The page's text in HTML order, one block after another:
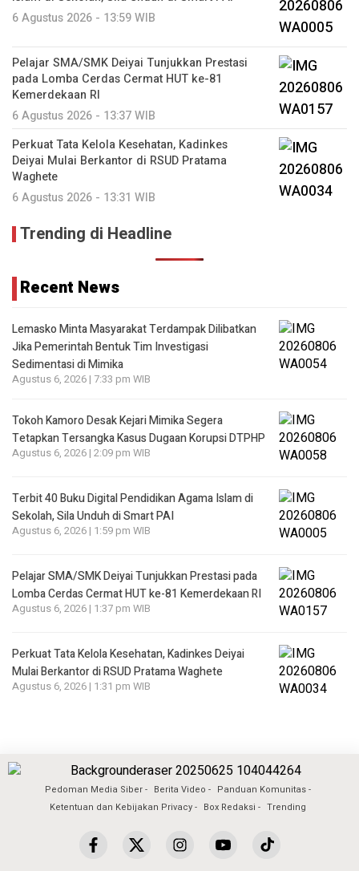
6 Agustus 2026 - 13:59 WIB
Pelajar SMA/SMK Deiyai Tunjukkan Prestasi
pada Lomba Cerdas Cermat HUT ke-81
Kemerdekaan RI
6 Agustus 2026 - 13:37 WIB
Perkuat Tata Kelola Kesehatan, Kadinkes
Deiyai Mulai Berkantor di RSUD Pratama
Waghete
6 Agustus 2026 - 13:31 WIB
Trending di Headline
Recent News
Lemasko Minta Masyarakat Terdampak Dilibatkan
Jika Pemerintah Bentuk Tim Investigasi
Sedimentasi di Mimika
Agustus 6, 2026 | 7:33 pm WIB
Tokoh Kamoro Desak Kejari Mimika Segera
Tetapkan Tersangka Kasus Dugaan Korupsi DTPHP
Agustus 6, 2026 | 2:09 pm WIB
Terbit 40 Buku Digital Pendidikan Agama Islam di
Sekolah, Sila Unduh di Smart PAI
Agustus 6, 2026 | 1:59 pm WIB
Pelajar SMA/SMK Deiyai Tunjukkan Prestasi pada
Lomba Cerdas Cermat HUT ke-81 Kemerdekaan RI
Agustus 6, 2026 | 1:37 pm WIB
Perkuat Tata Kelola Kesehatan, Kadinkes Deiyai
Mulai Berkantor di RSUD Pratama Waghete
Agustus 6, 2026 | 1:31 pm WIB
Pedoman Media Siber Berita Video
Panduan Komunitas
Ketentuan dan Kebijakan Privacy
Box Redaksi Trending